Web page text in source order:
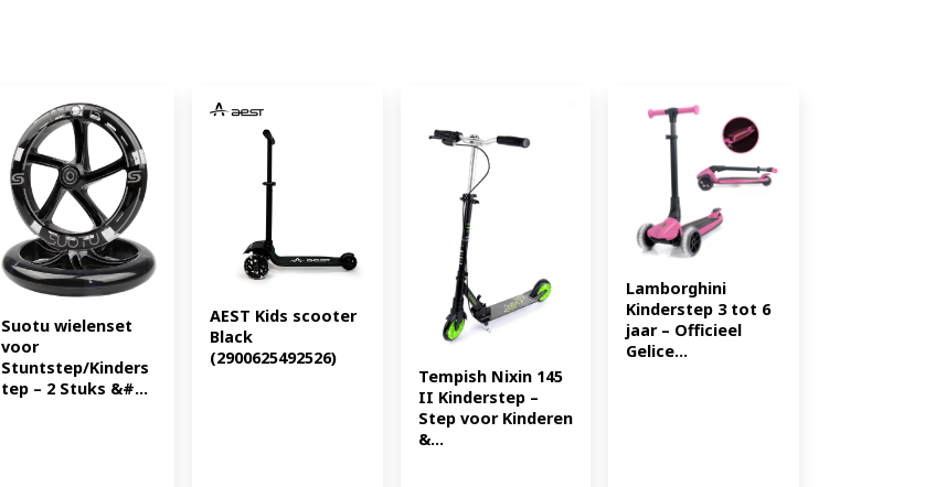
Suotu wielenset
voor
Stuntstep/Kinders
tep – 2 Stuks &#...
AEST Kids scooter
Black
(2900625492526)
Tempish Nixin 145
II Kinderstep –
Step voor Kinderen
&...
Lamborghini
Kinderstep 3 tot 6
jaar – Officieel
Gelice...